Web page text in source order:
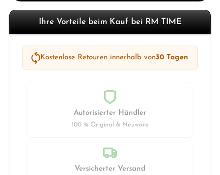
Ihre Vorteile beim Kauf bei RM TIME
Kostenlose Retouren innerhalb von30 Tagen
Autorisierter Händler
100 % Original & Neuware
Versicherter Versand